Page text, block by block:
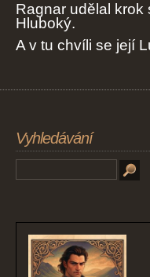
Ragnar udělal
Hluboký.
A v tu chvíli se její
Vyhledávání